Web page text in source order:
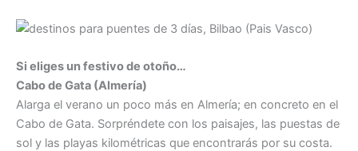
Si eliges un festivo de otoño…
Cabo de Gata (Almería)
Alarga el verano un poco más en Almería; en concreto en el
Cabo de Gata. Sorpréndete con los paisajes, las puestas de
sol y las playas kilométricas que encontrarás por su costa.